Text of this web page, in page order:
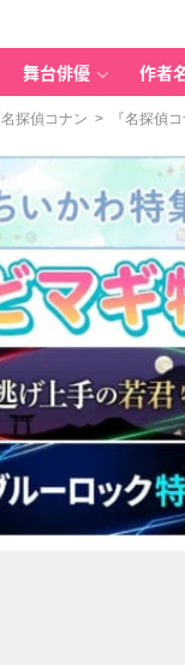
舞台俳優 作者
名探偵コナン > 『名探偵コ